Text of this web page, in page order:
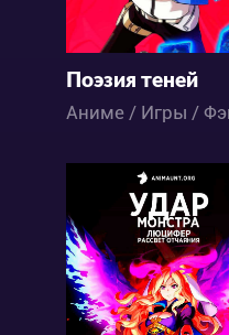
Поэзия теней
6060